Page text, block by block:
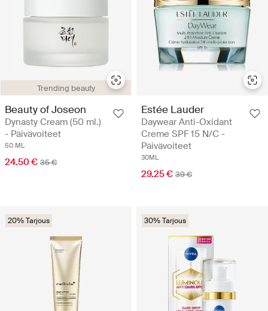
Trending beauty
Beauty of Joseon
Dynasty Cream (50 ml.)
- Päivävoiteet
50 ML
24.50 € 35 €
Estée Lauder
Daywear Anti-Oxidant
Creme SPF 15 N/C -
Päivävoiteet
30ML
29.25 € 39 €
20% Tarjous 30% Tarjous